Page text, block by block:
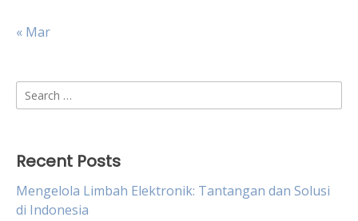
« Mar
Search
for:
Recent Posts
Mengelola Limbah Elektronik: Tantangan dan Solusi
di Indonesia